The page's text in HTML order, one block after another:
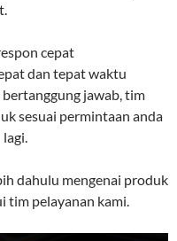
cepat
dan tepat waktu
jawab, tim
sesuai permintaan anda
dahulu mengenai produk
tim pelayanan kami.